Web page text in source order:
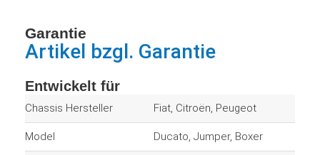
Garantie
Artikel bzgl. Garantie
Entwickelt für
Chassis Hersteller Fiat, Citroën, Peugeot
Model Ducato, Jumper, Boxer